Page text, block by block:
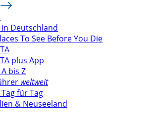
in Deutschland
To See Before You Die
plus App
bis Z
weltweit
für Tag
& Neuseeland